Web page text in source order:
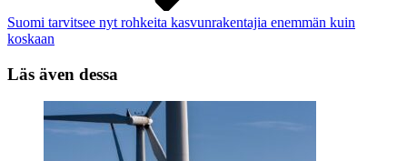
Suomi tarvitsee nyt rohkeita kasvunrakentajia enemmän kuin
koskaan
Läs även dessa